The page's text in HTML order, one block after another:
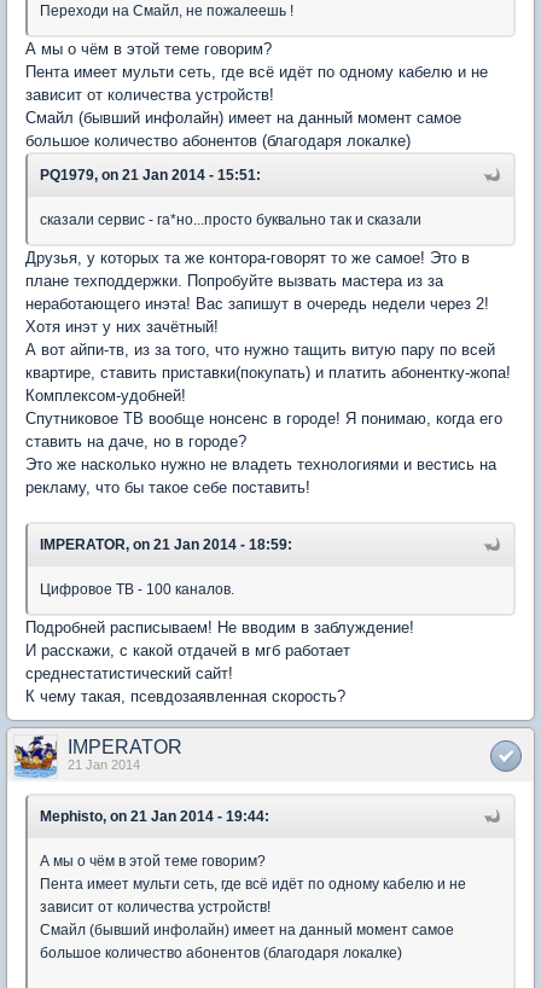
Переходи на Смайл, не пожалеешь !
А мы о чём в этой теме говорим?
Пента имеет мульти сеть, где всё идёт по одному кабелю и не
зависит от количества устройств!
Смайл (бывший инфолайн) имеет на данный момент самое
большое количество абонентов (благодаря локалке)
PQ1979, on 21 Jan 2014 - 15:51:
сказали сервис - га*но...просто буквально так и сказали
Друзья, у которых та же контора-говорят то же самое! Это в
плане техподдержки. Попробуйте вызвать мастера из за
неработающего инэта! Вас запишут в очередь недели через 2!
Хотя инэт у них зачётный!
А вот айпи-тв, из за того, что нужно тащить витую пару по всей
квартире, ставить приставки(покупать) и платить абонентку-жопа!
Комплексом-удобней!
Спутниковое ТВ вообще нонсенс в городе! Я понимаю, когда его
ставить на даче, но в городе?
Это же насколько нужно не владеть технологиями и вестись на
рекламу, что бы такое себе поставить!
IMPERATOR, on 21 Jan 2014 - 18:59:
Цифровое ТВ - 100 каналов.
Подробней расписываем! Не вводим в заблуждение!
И расскажи, с какой отдачей в мгб работает
среднестатистический сайт!
К чему такая, псевдозаявленная скорость?
IMPERATOR
21 Jan 2014
Mephisto, on 21 Jan 2014 - 19:44:
А мы о чём в этой теме говорим?
Пента имеет мульти сеть, где всё идёт по одному кабелю и не
зависит от количества устройств!
Смайл (бывший инфолайн) имеет на данный момент самое
большое количество абонентов (благодаря локалке)